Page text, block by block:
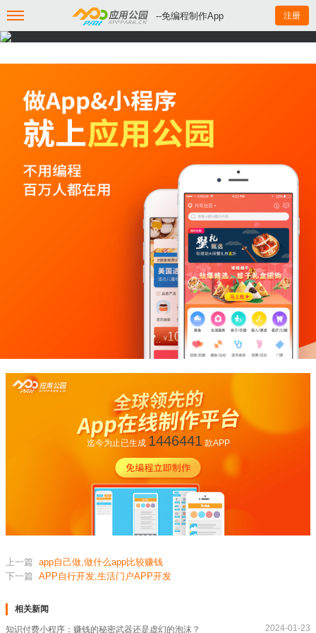
--免编程制作App 注册
迄今为止已生成 1446441款APP
上一篇 app自己做,做什么app比较赚钱
下一篇 APP自行开发,生活门户APP开发
相关新闻
知识付费小程序：赚钱的秘密武器还是虚幻的泡沫？ 2024-01-23